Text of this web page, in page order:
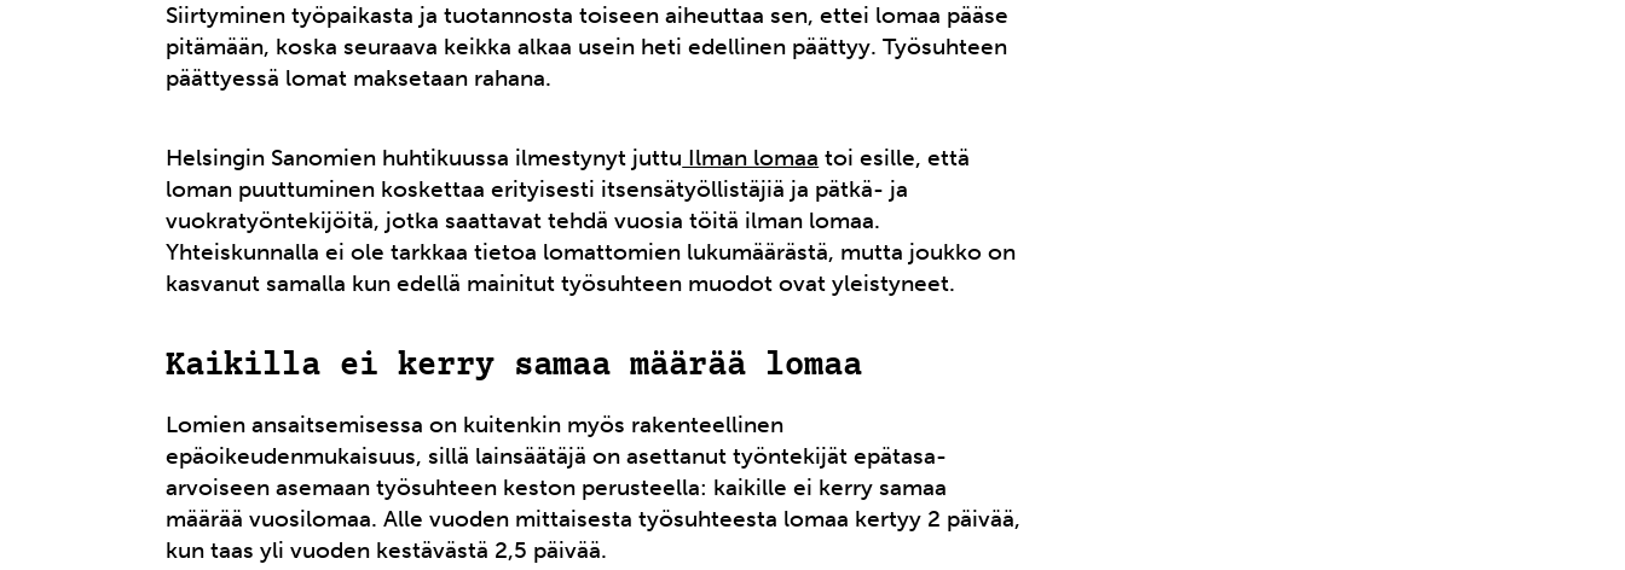
Siirtyminen työpaikasta ja tuotannosta toiseen aiheuttaa sen, ettei lomaa pääse
pitämään, koska seuraava keikka alkaa usein heti edellinen päättyy. Työsuhteen
päättyessä lomat maksetaan rahana.
Helsingin Sanomien huhtikuussa ilmestynyt juttu Ilman lomaa toi esille, että
loman puuttuminen koskettaa erityisesti itsensätyöllistäjiä ja pätkä- ja
vuokratyöntekijöitä, jotka saattavat tehdä vuosia töitä ilman lomaa.
Yhteiskunnalla ei ole tarkkaa tietoa lomattomien lukumäärästä, mutta joukko on
kasvanut samalla kun edellä mainitut työsuhteen muodot ovat yleistyneet.
Kaikilla ei kerry samaa määrää lomaa
Lomien ansaitsemisessa on kuitenkin myös rakenteellinen
epäoikeudenmukaisuus, sillä lainsäätäjä on asettanut työntekijät epätasa-
arvoiseen asemaan työsuhteen keston perusteella: kaikille ei kerry samaa
määrää vuosilomaa. Alle vuoden mittaisesta työsuhteesta lomaa kertyy 2 päivää,
kun taas yli vuoden kestävästä 2,5 päivää.